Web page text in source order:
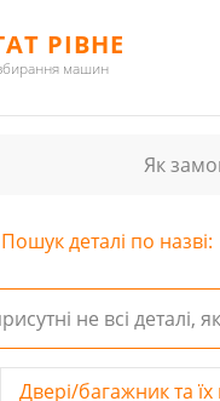
РІВНЕ
машин
Як
Пошук деталі по назві:
не всі
Двері/багажник та